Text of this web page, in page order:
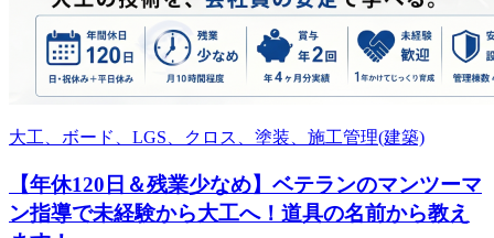
大工、ボード、LGS、クロス、塗装、施工管理(建築)
【年休120日＆残業少なめ】ベテランのマンツーマ
ン指導で未経験から大工へ！道具の名前から教え